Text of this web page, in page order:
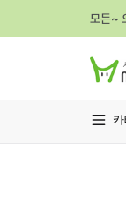
모든~